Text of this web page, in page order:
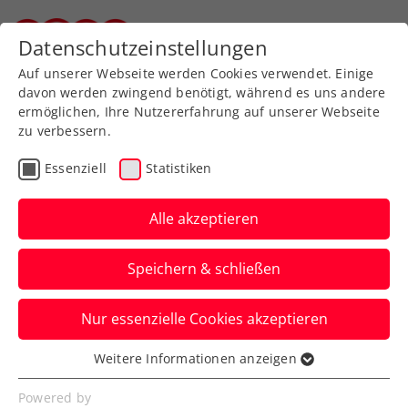
Zurück zur Newsübersicht
Turniere
Erste Bank Open: win2day
Opening Weekend mit
Red Bull BassLine
Und auch beim Super Sunday kommen
die Tennisfans beim ATP-500-Turnier in
Wien auf ihre Rechnung.
Verfasst von: Presseaussendung / Redaktion, 03.10.2024
Datenschutzeinstellungen
Auf unserer Webseite werden Cookies verwendet. Einige
davon werden zwingend benötigt, während es uns andere
ermöglichen, Ihre Nutzererfahrung auf unserer Webseite
zu verbessern.
Essenziell Statistiken
Alle akzeptieren
Speichern & schließen
Nur essenzielle Cookies akzeptieren
Essenziell
Essenzielle Cookies werden für grundlegende
Weitere Informationen anzeigen
Powered by